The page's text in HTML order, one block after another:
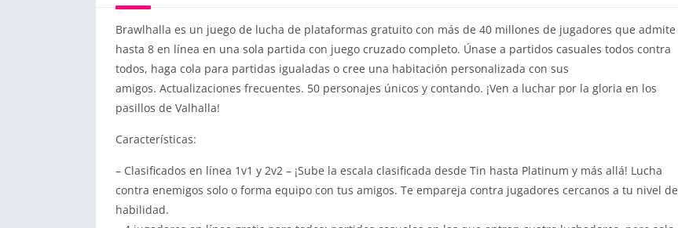
Brawlhalla es un juego de lucha de plataformas gratuito con más de 40 millones de jugadores que admite
hasta 8 en línea en una sola partida con juego cruzado completo. Únase a partidos casuales todos contra
todos, haga cola para partidas igualadas o cree una habitación personalizada con sus
amigos. Actualizaciones frecuentes. 50 personajes únicos y contando. ¡Ven a luchar por la gloria en los
pasillos de Valhalla!
Características:
– Clasificados en línea 1v1 y 2v2 – ¡Sube la escala clasificada desde Tin hasta Platinum y más allá! Lucha
contra enemigos solo o forma equipo con tus amigos. Te empareja contra jugadores cercanos a tu nivel de
habilidad.